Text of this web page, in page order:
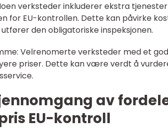
verksteder inkluderer ekstra
for EU-kontrollen. Dette kan påvirke
den obligatoriske inspeksjonen.
Velrenomerte verksteder med et
priser. Dette kan være verdt å
av
EU-kontroll